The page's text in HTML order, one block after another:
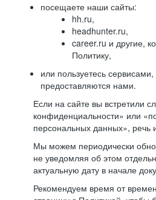
посещаете наши сайты:
hh.ru,
headhunter.ru,
career.ru и другие,
Политику,
или пользуетесь
предоставляются нами.
Если на сайте вы встретили
конфиденциальности» или
персональных данных», речь
Мы можем периодически
не уведомляя об этом
актуальную дату в начале
Рекомендуем время от